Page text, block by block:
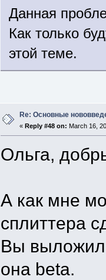
Данная
Как только
этой теме.
Re: Основные
« Reply #48 on: March 16,
Ольга,
А как мне
сплиттера
Вы
она beta.